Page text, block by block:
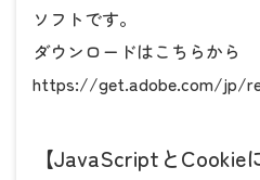
ソフトです。
ダウンロードはこちらから
https://get.adobe.com/jp/
【JavaScriptとCookie